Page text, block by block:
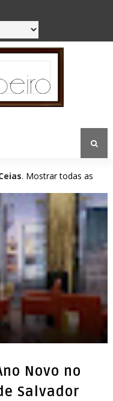
. Mostrar todas as
Novo no
Salvador